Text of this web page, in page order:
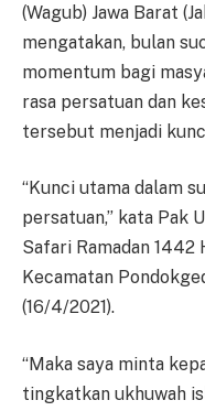
(Wagub) Jawa Barat
mengatakan, bulan
momentum bagi
rasa persatuan dan
tersebut menjadi
“Kunci utama dalam
persatuan,” kata Pak
Safari Ramadan 1442
Kecamatan
(16/4/2021).
“Maka saya minta
tingkatkan ukhuwah